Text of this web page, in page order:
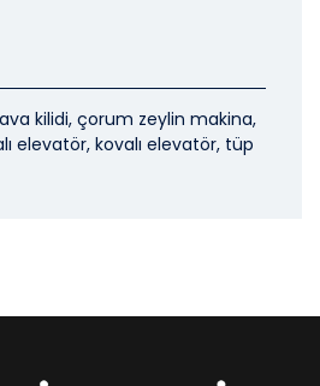
kilidi, çorum zeylin makina,
elevatör, kovalı elevatör, tüp